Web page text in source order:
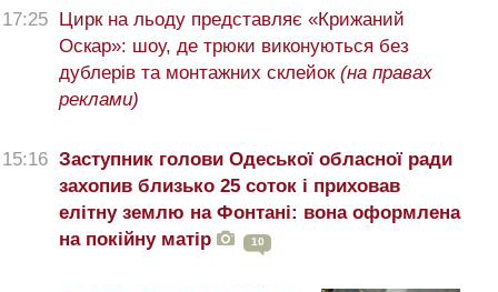
17:25 Цирк на льоду представляє «Крижаний
Оскар»: шоу, де трюки виконуються без
дублерів та монтажних склейок (на правах
реклами)
15:16 Заступник голови Одеської обласної ради
захопив близько 25 соток і приховав
елітну землю на Фонтані: вона оформлена
на покійну матір
10